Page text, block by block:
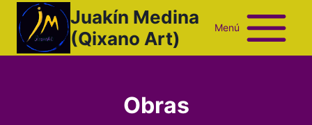
Saltar
contenido
Juakín Medina
(Qixano Art)
Menú
Obras